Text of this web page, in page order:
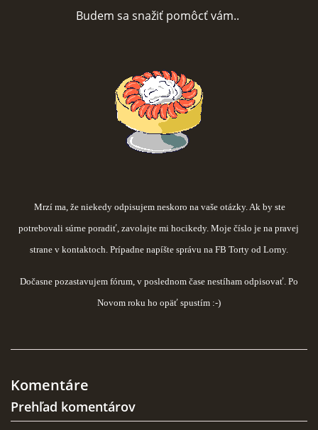
FOTOPOSTUPY
MARCIPÁN A INÉ POŤAHOVÉ HMOTY
ZAUJÍMAVOSTI O MEDOVNÍČKOCH
KVÁSKOVANIE
Budem sa snažiť pomôcť vám..
Mrzí ma, že niekedy odpisujem neskoro na vaše otázky. Ak by ste
potrebovali súrne poradiť, zavolajte mi hocikedy. Moje číslo je na pravej
strane v kontaktoch. Prípadne napíšte správu na FB Torty od Lorny.
Dočasne pozastavujem fórum, v poslednom čase nestíham odpisovať. Po
Novom roku ho opäť spustím :-)
Komentáre
Prehľad komentárov